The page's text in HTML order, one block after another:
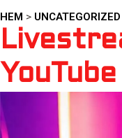
HEM > UNCATEGORIZED